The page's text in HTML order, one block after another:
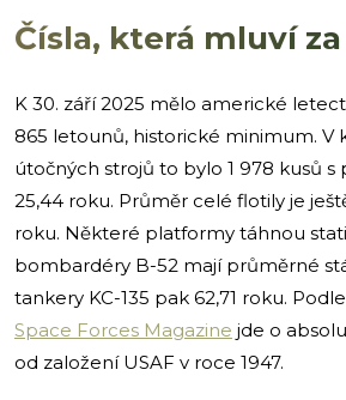
Čísla, která mluví
K 30. září 2025 mělo americké
865 letounů, historické minimum. V
útočných strojů to bylo 1 978 kusů
25,44 roku. Průměr celé flotily je
roku. Některé platformy táhnou
bombardéry B-52 mají průměrné
tankery KC-135 pak 62,71 roku. Podle
Space Forces Magazine jde o
od založení USAF v roce 1947.